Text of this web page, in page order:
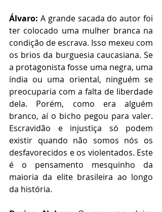
Álvaro: A grande sacada do autor foi
ter colocado uma mulher branca na
condição de escrava. Isso mexeu com
os brios da burguesia caucasiana. Se
a protagonista fosse uma negra, uma
índia ou uma oriental, ninguém se
preocuparia com a falta de liberdade
dela. Porém, como era alguém
branco, aí o bicho pegou para valer.
Escravidão e injustiça só podem
existir quando não somos nós os
desfavorecidos e os violentados. Este
é o pensamento mesquinho da
maioria da elite brasileira ao longo
da história.